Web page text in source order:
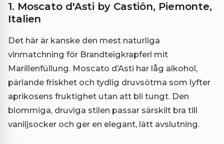
1. Moscato d'Asti by Castiôn, Piemonte,
Italien
Det här är kanske den mest naturliga
vinmatchning för Brandteigkrapferl mit
Marillenfüllung. Moscato d’Asti har låg alkohol,
pärlande friskhet och tydlig druvsötma som lyfter
aprikosens fruktighet utan att bli tungt. Den
blommiga, druviga stilen passar särskilt bra till
vaniljsocker och ger en elegant, lätt avslutning.